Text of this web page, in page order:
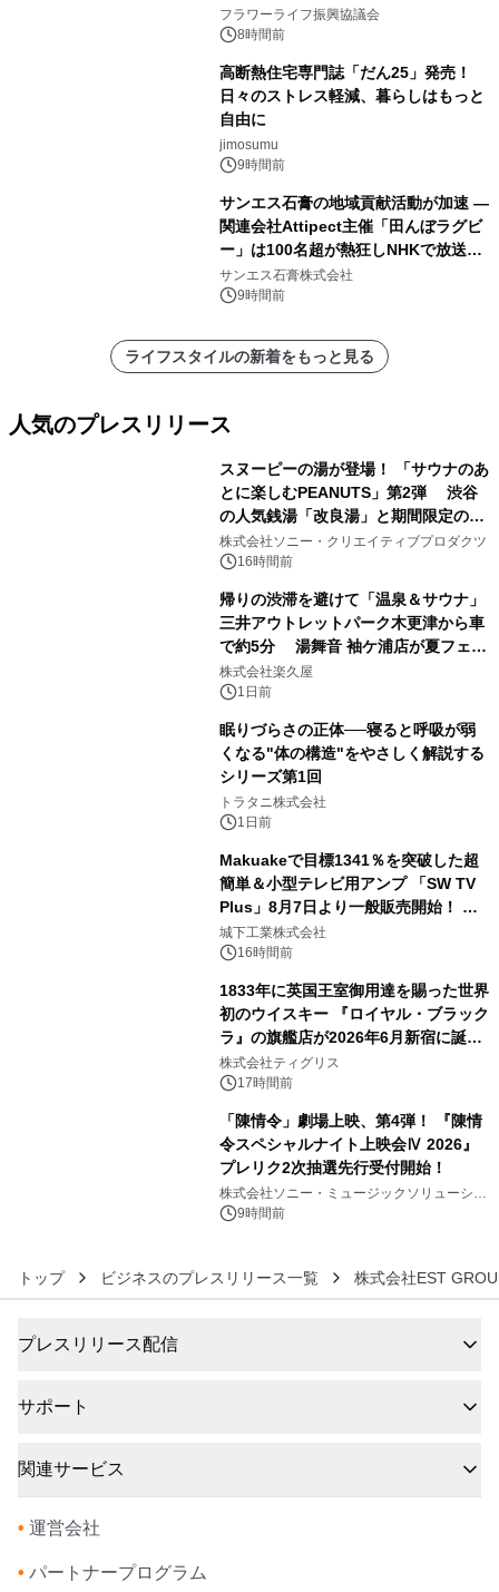
山・射水で開催
フラワーライフ振興協議会
8時間前
高断熱住宅専門誌「だん25」発売！
日々のストレス軽減、暮らしはもっと
自由に
jimosumu
9時間前
サンエス石膏の地域貢献活動が加速 ―
関連会社Attipect主催「田んぼラグビ
ー」は100名超が熱狂しNHKで放送さ
れました。
サンエス石膏株式会社
9時間前
ライフスタイルの新着をもっと見る
人気のプレスリリース
スヌーピーの湯が登場！ 「サウナのあ
とに楽しむPEANUTS」第2弾 渋谷
の人気銭湯「改良湯」と期間限定のコ
ラボレーション サウナイキタイコラ
ボグッズも発売決定！
株式会社ソニー・クリエイティブプロダクツ
16時間前
帰りの渋滞を避けて「温泉＆サウナ」
三井アウトレットパーク木更津から車
で約5分 湯舞音 袖ケ浦店が夏フェア
メニューを提供
株式会社楽久屋
1日前
眠りづらさの正体──寝ると呼吸が弱
くなる"体の構造"をやさしく解説する
シリーズ第1回
トラタニ株式会社
1日前
Makuakeで目標1341％を突破した超
簡単＆小型テレビ用アンプ 「SW TV
Plus」8月7日より一般販売開始！ ケ
ーブル1本つなぐだけ、テレビの音が
ぐっと豊かに
城下工業株式会社
16時間前
1833年に英国王室御用達を賜った世界
初のウイスキー 『ロイヤル・ブラック
ラ』の旗艦店が2026年6月新宿に誕
生 バカルディ ジャパンと連携した
没入型バー「BAR Arca」
株式会社ティグリス
17時間前
「陳情令」劇場上映、第4弾！ 『陳情
令スペシャルナイト上映会Ⅳ 2026』
プレリク2次抽選先行受付開始！
株式会社ソニー・ミュージックソリューショ
ンズ9時間前
トップ ビジネスのプレスリリース一覧 株式会社EST
プレスリリース配信
サポート
関連サービス
• 運営会社
• パートナープログラム